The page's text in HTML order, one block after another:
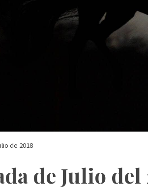
de 2018
de Julio del